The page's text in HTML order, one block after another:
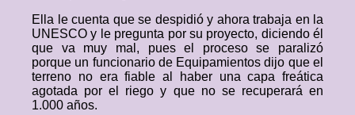
Ella le cuenta que se despidió y ahora trabaja en la
UNESCO y le pregunta por su proyecto, diciendo él
que va muy mal, pues el proceso se paralizó
porque un funcionario de Equipamientos dijo que el
terreno no era fiable al haber una capa freática
agotada por el riego y que no se recuperará en
1.000 años.